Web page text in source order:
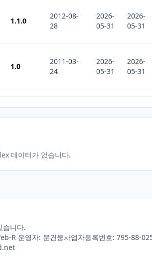
1.1.0
2012-08-
28
2026-
05-31
2026-
05-31
1.0
2011-03-
24
2026-
05-31
2026-
05-31
2026-
05-31
2026-
07-10
데이터가 없습니다.
습니다.
R 운영자: 문건웅사업자등록번호: 795-88-